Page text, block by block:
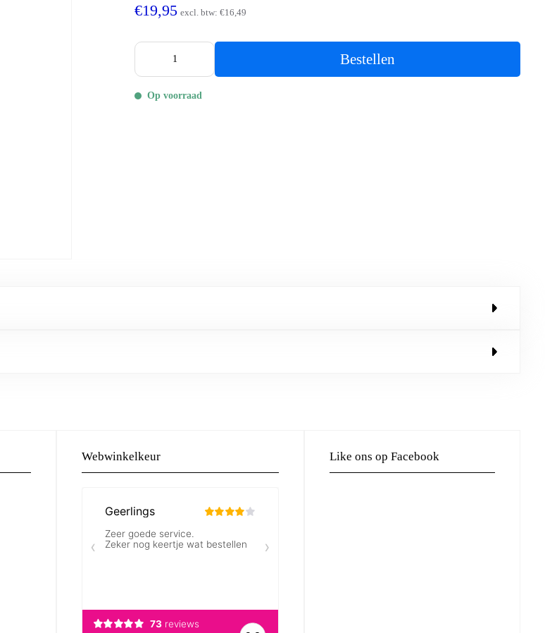
€19,95 excl. btw:€16,49
Bestellen
Op voorraad
Webwinkelkeur Like ons op Facebook